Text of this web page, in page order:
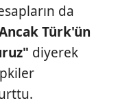
da
Türk'ün
diyerek